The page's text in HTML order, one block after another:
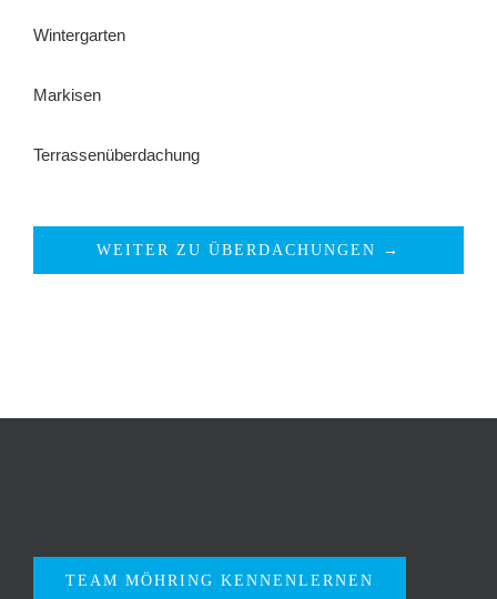
Wintergarten
Markisen
Terrassenüberdachung
WEITER ZU ÜBERDACHUNGEN →
TEAM MÖHRING KENNENLERNEN